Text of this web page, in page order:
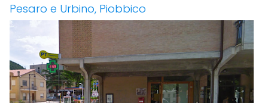
Pesaro e Urbino, Piobbico